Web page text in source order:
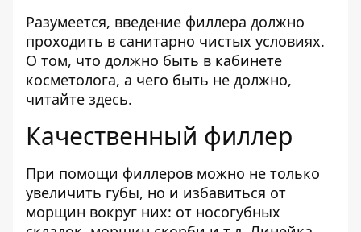
Разумеется, введение филлера должно
проходить в санитарно чистых условиях.
О том, что должно быть в кабинете
косметолога, а чего быть не должно,
читайте здесь.
Качественный филлер
При помощи филлеров можно не только
увеличить губы, но и избавиться от
морщин вокруг них: от носогубных